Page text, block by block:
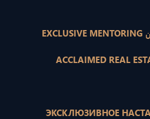
EXCLUSIVE MENTORING من A HUMBLE YET
ACCLAIMED REAL
ЭКСКЛЮЗИВНОЕ